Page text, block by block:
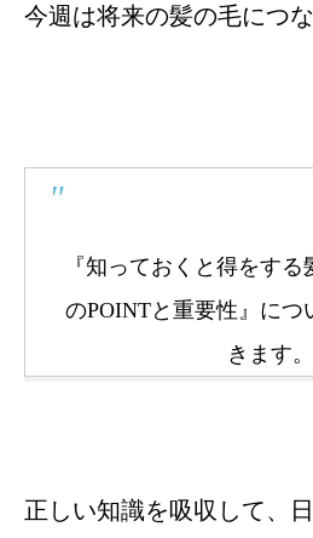
今週は将来の髪の毛につ
『知っておくと得をする
のPOINTと重要性』につ
きます。
正しい知識を吸収して、